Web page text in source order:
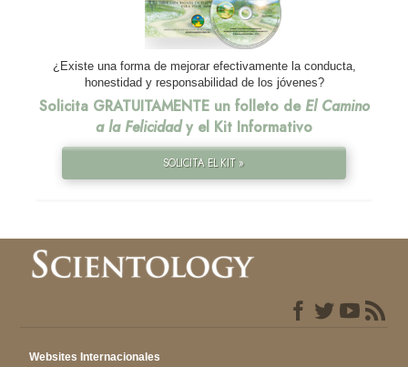
¿Existe una forma de mejorar efectivamente la conducta,
honestidad y responsabilidad de los jóvenes?
Solicita GRATUITAMENTE un folleto de El Camino
a la Felicidady el Kit Informativo
SOLICITA EL KIT »
Websites Internacionales